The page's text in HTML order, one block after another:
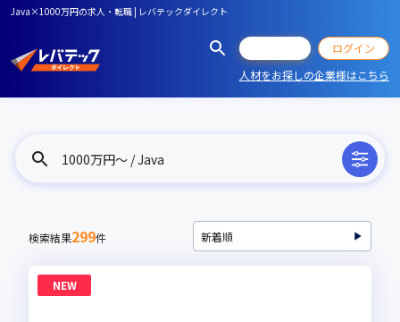
Java×1000万円の求人・転職 | レバテックダイレクト
ログイン
人材をお探しの企業様はこちら
1000万円〜 / Java
検索結果299件
NEW